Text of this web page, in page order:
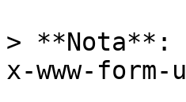
> **Nota**:
x-www-form-